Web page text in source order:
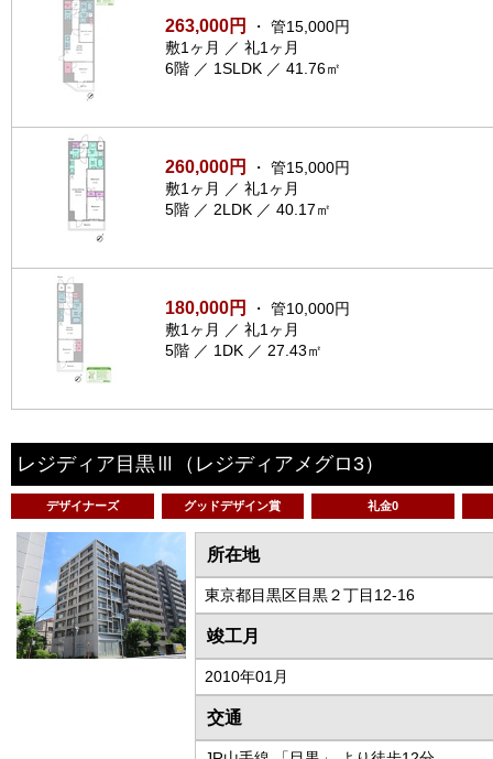
263,000円
・ 管15,000円
敷1ヶ月 ／ 礼1ヶ月
6階 ／ 1SLDK ／ 41.76㎡
260,000円
・ 管15,000円
敷1ヶ月 ／ 礼1ヶ月
5階 ／ 2LDK ／ 40.17㎡
180,000円
・ 管10,000円
敷1ヶ月 ／ 礼1ヶ月
5階 ／ 1DK ／ 27.43㎡
レジディア目黒Ⅲ （レジディアメグロ3）
デザイナーズ グッドデザイン賞 礼金0
所在地
東京都目黒区目黒２丁目12-16
竣工月
2010年01月
交通